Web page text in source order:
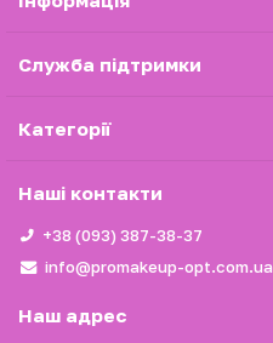
Служба підтримки
Категорії
Наші контакти
+38 (093) 387-38-37
info@promakeup-opt.com.ua
Наш адрес